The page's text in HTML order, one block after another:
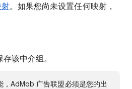
。如果您尚未设置任何映射，
该中介组。
，AdMob 广告联盟必须是您的出